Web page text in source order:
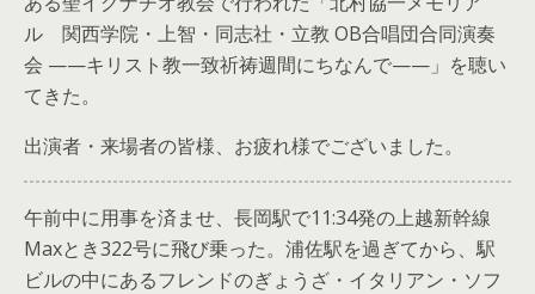
ル 関西学院・上智・同志社・立教 OB合唱団合同演奏
会 ——キリスト教一致祈祷週間にちなんで——」を聴い
てきた。
出演者・来場者の皆様、お疲れ様でございました。
午前中に用事を済ませ、長岡駅で11:34発の上越新幹線
Maxとき322号に飛び乗った。浦佐駅を過ぎてから、駅
ビルの中にあるフレンドのぎょうざ・イタリアン・ソフ